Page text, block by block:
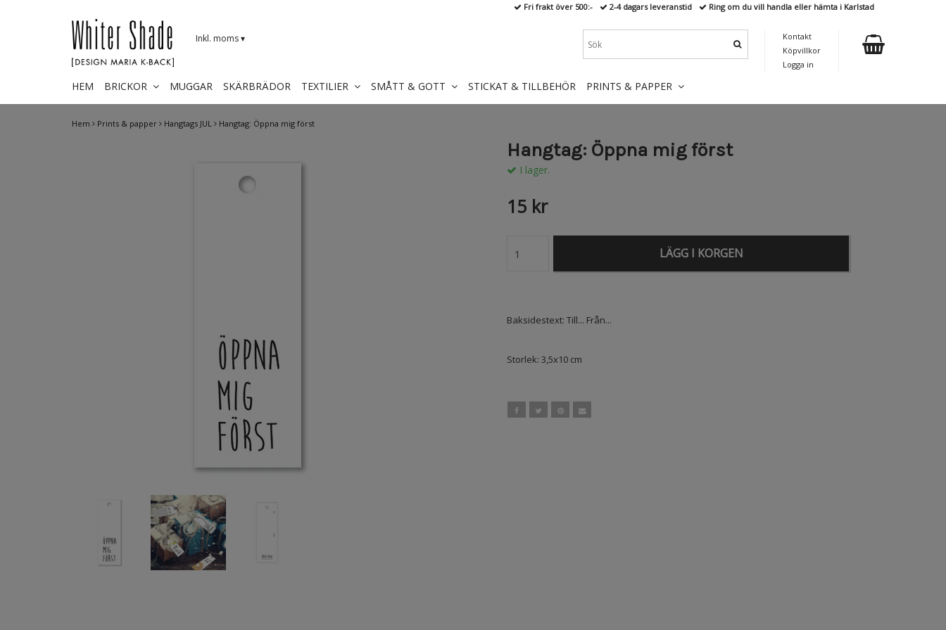
Hem Prints & papper Hangtags JUL Hangtag: Öppna mig först
Hangtag: Öppna mig först
I lager.
15 kr
LÄGG I KORGEN
Baksidestext: Till... Från...
Storlek: 3,5x10 cm
Inkl. moms▾
Fri frakt över 500:- 2-4 dagars leveranstid Ring om du vill handla eller hämta i Karlstad
Kontakt
Köpvillkor
Logga in
HEM BRICKOR MUGGAR SKÄRBRÄDOR TEXTILIER SMÅTT & GOTT STICKAT & TILLBEHÖR PRINTS & PAPPER